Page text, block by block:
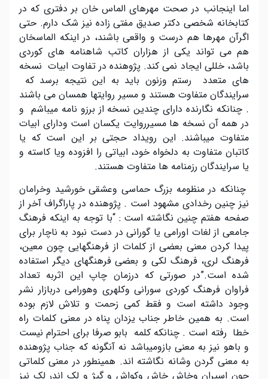
اما اینجانب در صحت مهرهای الماس خان بر دفتری که در
کتابخانه شخصی دکتر صدیق مفتی زاده نیز شک دارم. حتی
اگرآن مهرها هم درست و واقعی باشند، در اینکه الماسخان
هم می تواند یکی از هزاران کاتب شاهنامه های کوردی
باشد، خللی ایجاد نمی کند. پژوهنده در تفاوت ابیات نسخه
های متعدد رستم وزنون باید به این نتیجه برسد که
سرایندگان متفاوت هستند و مسیر روایتها همسان می باشند
. چنانکه نگارنده دارای چندین نسخه از برزو نامه میباشم و
در همه آن نسخه ها مسیرروایت یکسان است ودارای ابیات
متفاوت میباشند. این رویداد حجتی بر این است که یا
کاتبان متفاوت به دلخواه خود، ابیاتی را افزوده ویا کاسته و
یا سرایندگان رزمنامه ها متفاوت هستند.
چنانکه در منظومه بزرگ حماسی وعشقی خورشید وخرامان
نیز چنین رخدادی مشهود است . پژوهنده در پاراگراف آخر از
صفحه هفتم چنین نگاشته است : “با توجه به اینکه فرهنگ
جامعی از لغات اورامی یا گورانی در دست نبود به ناچار برای
پیدا کردن معنی بعضی از کلمات از فرهنگهایی چون معین،
فرهنگ لری، فرهنگ لکی و بعضی فرهنگهای دیگر استفاده
شده است.”در صورتی که درزمان چاپ این اثربه تعداد
فراوان فرهنگ کوردی سورانی وکلهری وهورامی دربازار نشر
وجود داشته است و فقط کمی زحمت و تلاش لازم بوده
است. به همین خاطر جناب یزدان پناه در معنی کلمات راه
خطا رفته است . چنانکه کلمه بابو صرفا برای احترام نیست
و باهو نیز به معنی بازومیباشد نه آنگونه که جناب پژوهنده
به معنی گردن وشانه نگاشته اند. همینطور در معنی کلماتی
چون اسپران وخاش خاش وکواش و گیژ و لک اندر لک نیز